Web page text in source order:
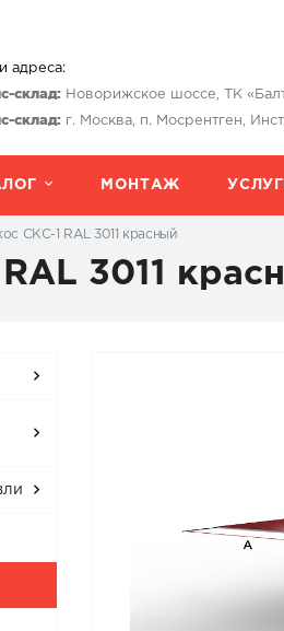
адреса:
склад:Новорижское шоссе, ТК
склад:г. Москва, п. Мосрентген,
МОНТАЖ
СКС-1 RAL 3011 красный
3011